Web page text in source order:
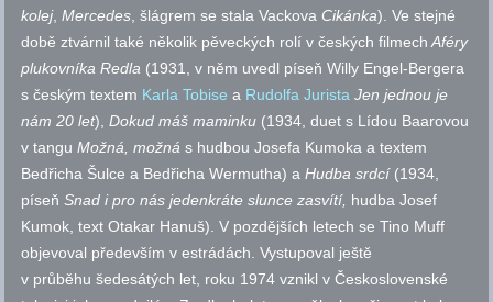
kolej,Mercedes, šlágrem se stala Vackova Cikánka). Ve stejné
době ztvárnil také několik pěveckých rolí v českých filmechAféry
plukovníka Redla (1931, v něm uvedl píseň Willy Engel-Bergera
s českým textem Karla Tobise a Rudolfa Jurista Jen jednou je
nám 20 let), Dokud máš maminku (1934, duet s Lídou Baarovou
v tanguMožná, možná s hudbou Josefa Kumoka a textem
Bedřicha Šulce a Bedřicha Wermutha) aHudba srdcí (1934,
píseňSnad i pro nás jedenkráte slunce zasvítí, hudba Josef
Kumok, text Otakar Hanuš). V pozdějších letech se Tino Muff
objevoval především v estrádách. Vystupoval ještě
v průběhu šedesátých let, roku 1974 vznikl v Československé